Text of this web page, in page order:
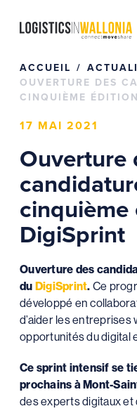
ACCUEIL
OUVERTURE DES
CINQUIÈME
17 MAI 2021
Ouverture
DigiSprint
Ouverture des
du DigiSprint. Ce
développé en
d’aider les
opportunités du digital
Ce sprint intensif se
prochains à Mont-
des experts digitaux et